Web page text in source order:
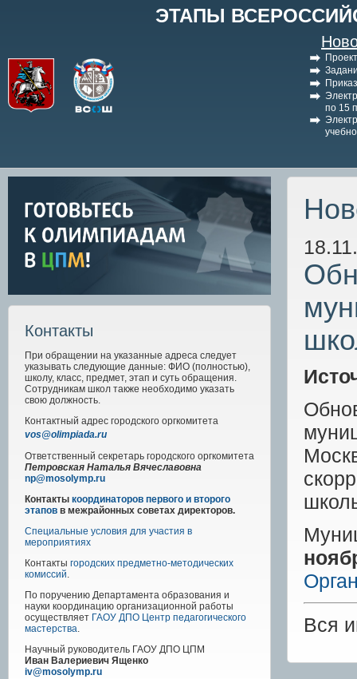
ЭТАПЫ
по 15
Контакты
При обращении на указанные адреса следует
указывать следующие данные: ФИО (полностью),
школу, класс, предмет, этап и суть обращения.
Сотрудникам школ также необходимо указать
свою должность.
Контактный адрес городского оргкомитета
vos@olimpiada.ru
Ответственный секретарь городского оргкомитета
Петровская Наталья Вячеславовна
np@mosolymp.ru
Контакты координаторов первого и второго
этапов в межрайонных советах директоров.
Специальные условия для участия в
мероприятиях
Контакты городских предметно-методических
комиссий.
По поручению Департамента образования и
науки координацию организационной работы
осуществляет ГАОУ ДПО Центр педагогического
мастерства.
Научный руководитель ГАОУ ДПО ЦПМ
Иван Валериевич Ященко
iv@mosolymp.ru
Вся